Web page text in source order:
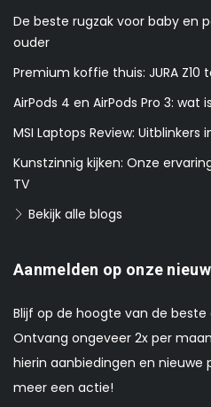
De beste rugzak voor baby en
ouder
Premium koffie thuis: JURA Z10
AirPods 4 en AirPods Pro 3: wat
MSI Laptops Review: Uitblinkers
Kunstzinnig kijken: Onze
TV
Bekijk alle blogs
Aanmelden op onze
Blijf op de hoogte van de
Ontvang ongeveer 2x per
hierin aanbiedingen en nieuwe
meer een actie!